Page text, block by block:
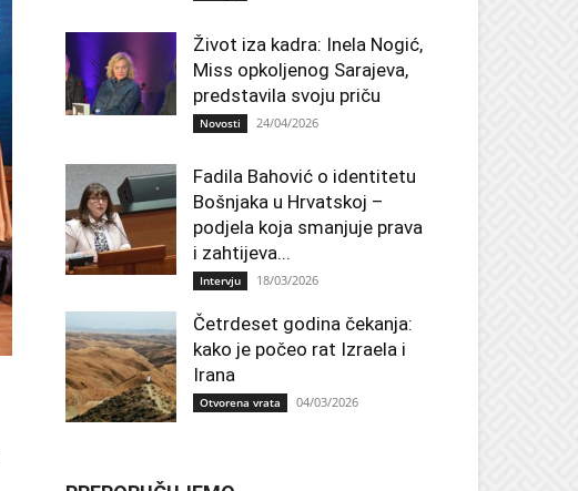
Život iza kadra: Inela Nogić,
Miss opkoljenog Sarajeva,
predstavila svoju priču
Novosti 24/04/2026
Fadila Bahović o identitetu
Bošnjaka u Hrvatskoj –
podjela koja smanjuje prava
i zahtijeva...
Intervju 18/03/2026
Četrdeset godina čekanja:
kako je počeo rat Izraela i
Irana
Otvorena vrata 04/03/2026